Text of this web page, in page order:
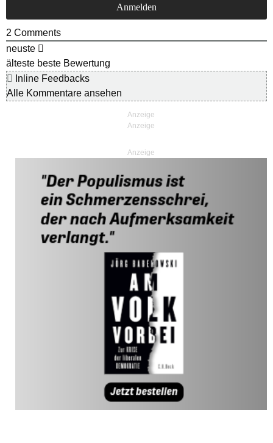
2 Comments
neuste
älteste beste Bewertung
Inline Feedbacks
Alle Kommentare ansehen
Anzeige